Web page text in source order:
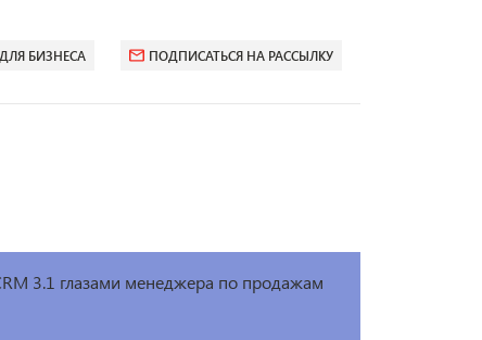
ДЛЯ БИЗНЕСА ПОДПИСАТЬСЯ НА РАССЫЛКУ